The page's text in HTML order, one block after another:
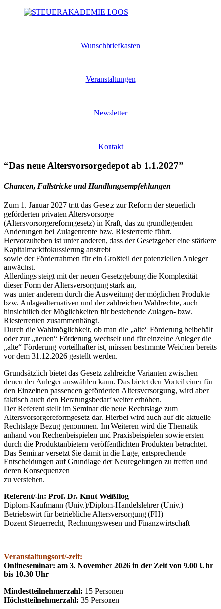
Wunschbriefkasten
Veranstaltungen
Newsletter
Kontakt
“Das neue Altersvorsorgedepot ab 1.1.2027”
Chancen, Fallstricke und Handlungsempfehlungen
Zum 1. Januar 2027 tritt das Gesetz zur Reform der steuerlich
geförderten privaten Altersvorsorge
(Altersvorsorgereformgesetz) in Kraft, das zu grundlegenden
Änderungen bei Zulagenrente bzw. Riesterrente führt.
Hervorzuheben ist unter anderen, dass der Gesetzgeber eine stärkere
Kapitalmarktfokussierung anstrebt
sowie der Förderrahmen für ein Großteil der potenziellen Anleger
anwächst.
Allerdings steigt mit der neuen Gesetzgebung die Komplexität
dieser Form der Altersversorgung stark an,
was unter anderem durch die Ausweitung der möglichen Produkte
bzw. Anlagealternativen und der zahlreichen Wahlrechte, auch
hinsichtlich der Möglichkeiten für bestehende Zulagen- bzw.
Riesterrenten zusammenhängt.
Durch die Wahlmöglichkeit, ob man die „alte“ Förderung beibehält
oder zur „neuen“ Förderung wechselt und für einzelne Anleger die
„alte“ Förderung vorteilhafter ist, müssen bestimmte Weichen bereits
vor dem 31.12.2026 gestellt werden.
Grundsätzlich bietet das Gesetz zahlreiche Varianten zwischen
denen der Anleger auswählen kann. Das bietet den Vorteil einer für
den Einzelnen passenden geförderten Altersversorgung, wird aber
faktisch auch den Beratungsbedarf weiter erhöhen.
Der Referent stellt im Seminar die neue Rechtslage zum
Altersvorsorgereformgesetz dar. Hierbei wird auch auf die aktuelle
Rechtslage Bezug genommen. Im Weiteren wird die Thematik
anhand von Rechenbeispielen und Praxisbeispielen sowie ersten
durch die Produktanbietern veröffentlichten Produkten betrachtet.
Das Seminar versetzt Sie damit in die Lage, entsprechende
Entscheidungen auf Grundlage der Neuregelungen zu treffen und
deren Konsequenzen
zu verstehen.
Referent/-in: Prof. Dr. Knut Weißflog
Diplom-Kaufmann (Univ.)/Diplom-Handelslehrer (Univ.)
Betriebswirt für betriebliche Altersversorgung (FH)
Dozent Steuerrecht, Rechnungswesen und Finanzwirtschaft
Veranstaltungsort/-zeit:
Onlineseminar: am 3. November 2026 in der Zeit von 9.00 Uhr
bis 10.30 Uhr
Mindestteilnehmerzahl: 15 Personen
Höchstteilnehmerzahl: 35 Personen